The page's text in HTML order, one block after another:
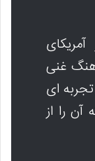
غنی
ای
را از